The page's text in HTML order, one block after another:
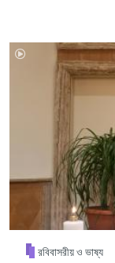
রবিবাসরীয় ও ভাষ্য